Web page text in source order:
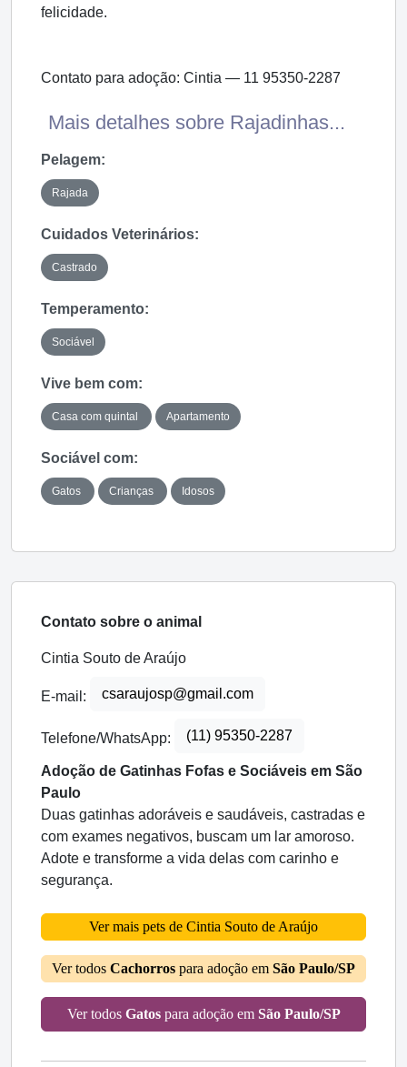
felicidade.
Contato para adoção: Cintia — 11 95350-2287
Mais detalhes sobre Rajadinhas...
Pelagem:
Rajada
Cuidados Veterinários:
Castrado
Temperamento:
Sociável
Vive bem com:
Casa com quintal Apartamento
Sociável com:
Gatos Crianças Idosos
Contato sobre o animal
Cintia Souto de Araújo
E-mail: csaraujosp@gmail.com
Telefone/WhatsApp: (11) 95350-2287
Adoção de Gatinhas Fofas e Sociáveis em São
Paulo
Duas gatinhas adoráveis e saudáveis, castradas e
com exames negativos, buscam um lar amoroso.
Adote e transforme a vida delas com carinho e
segurança.
Ver mais pets de Cintia Souto de Araújo
Ver todos Cachorros para adoção em São Paulo/SP
Ver todos Gatospara adoção em São Paulo/SP